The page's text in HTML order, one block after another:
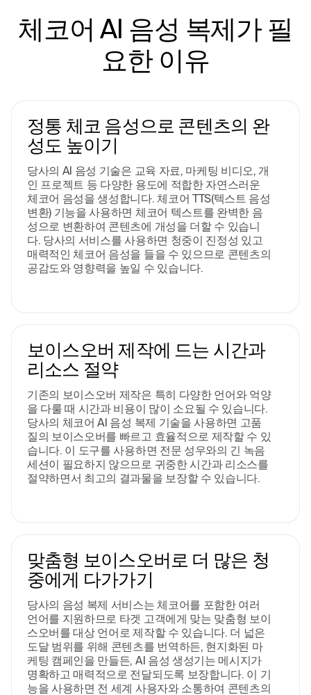
체코어 AI 음성 복제가 필
요한 이유
정통 체코 음성으로 콘텐츠의 완
성도 높이기
당사의 AI 음성 기술은 교육 자료, 마케팅 비디오, 개
인 프로젝트 등 다양한 용도에 적합한 자연스러운
체코어 음성을 생성합니다. 체코어 TTS(텍스트 음성
변환) 기능을 사용하면 체코어 텍스트를 완벽한 음
성으로 변환하여 콘텐츠에 개성을 더할 수 있습니
다. 당사의 서비스를 사용하면 청중이 진정성 있고
매력적인 체코어 음성을 들을 수 있으므로 콘텐츠의
공감도와 영향력을 높일 수 있습니다.
보이스오버 제작에 드는 시간과
리소스 절약
기존의 보이스오버 제작은 특히 다양한 언어와 억양
을 다룰 때 시간과 비용이 많이 소요될 수 있습니다.
당사의 체코어 AI 음성 복제 기술을 사용하면 고품
질의 보이스오버를 빠르고 효율적으로 제작할 수 있
습니다. 이 도구를 사용하면 전문 성우와의 긴 녹음
세션이 필요하지 않으므로 귀중한 시간과 리소스를
절약하면서 최고의 결과물을 보장할 수 있습니다.
맞춤형 보이스오버로 더 많은 청
중에게 다가가기
당사의 음성 복제 서비스는 체코어를 포함한 여러
언어를 지원하므로 타겟 고객에게 맞는 맞춤형 보이
스오버를 대상 언어로 제작할 수 있습니다. 더 넓은
도달 범위를 위해 콘텐츠를 번역하든, 현지화된 마
케팅 캠페인을 만들든, AI 음성 생성기는 메시지가
명확하고 매력적으로 전달되도록 보장합니다. 이 기
능을 사용하면 전 세계 사용자와 소통하여 콘텐츠의